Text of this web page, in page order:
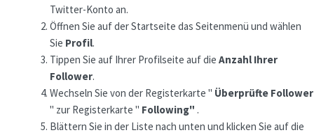
Twitter-Konto an.
Öffnen Sie auf der Startseite das Seitenmenü und wählen
Sie Profil.
Tippen Sie auf Ihrer Profilseite auf die Anzahl Ihrer
Follower.
Wechseln Sie von der Registerkarte " Überprüfte Follower
" zur Registerkarte " Following" .
Blättern Sie in der Liste nach unten und klicken Sie auf die